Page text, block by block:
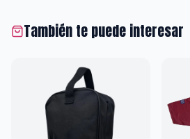
También te puede interesar